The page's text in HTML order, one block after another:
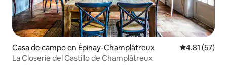
Casa de campo en Épinay-Champlâtreux Calificación
4.81 (57)
La Closerie del Castillo de Champlâtreux